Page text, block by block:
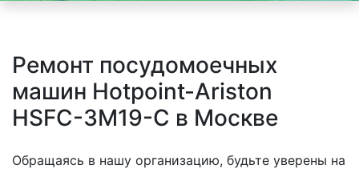
Ремонт посудомоечных
машин Hotpoint-Ariston
HSFC-3M19-C в Москве
Обращаясь в нашу организацию, будьте уверены на